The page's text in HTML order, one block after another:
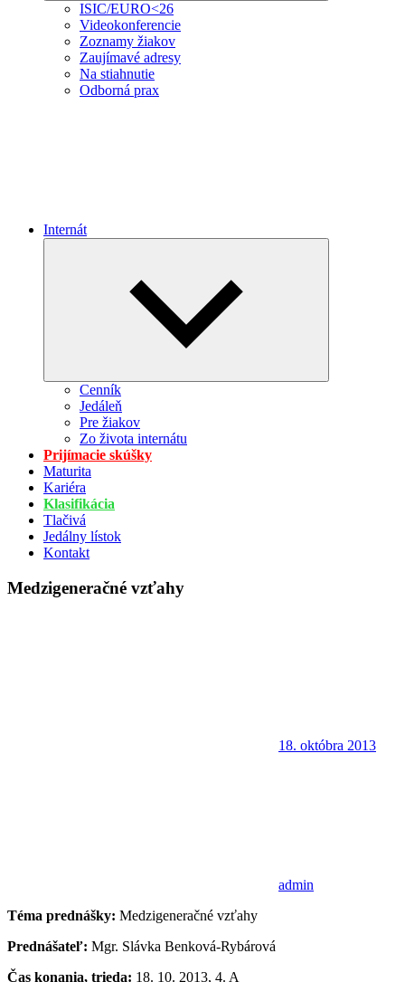
ISIC/EURO<26
Videokonferencie
Zoznamy žiakov
Zaujímavé adresy
Na stiahnutie
Odborná prax
Internát
Cenník
Jedáleň
Pre žiakov
Zo života internátu
Prijímacie skúšky
Maturita
Kariéra
Klasifikácia
Tlačivá
Jedálny lístok
Kontakt
Medzigeneračné vzťahy
18. októbra 2013
admin
Téma prednášky: Medzigeneračné vzťahy
Prednášateľ: Mgr. Slávka Benková-Rybárová
Čas konania, trieda: 18. 10. 2013, 4. A